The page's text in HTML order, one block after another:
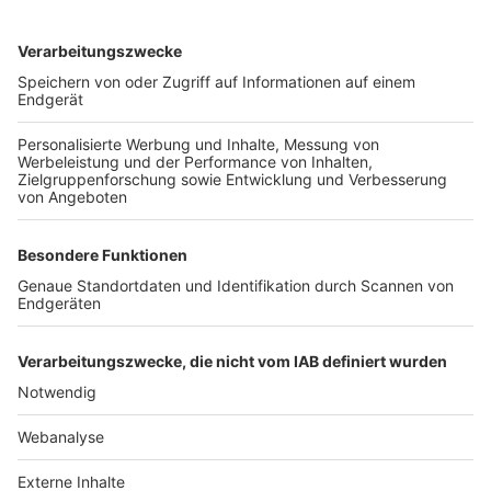
TOP-VEREINE
TOP-PARTNER
Nutzungsbedingungen Datenschutz Impressum